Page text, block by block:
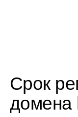
Срок
домена